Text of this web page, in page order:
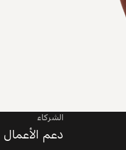
الشركاء
دعم الأعمال